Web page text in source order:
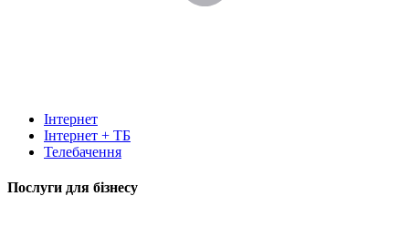
Інтернет
Інтернет + ТБ
Телебачення
Послуги для бізнесу